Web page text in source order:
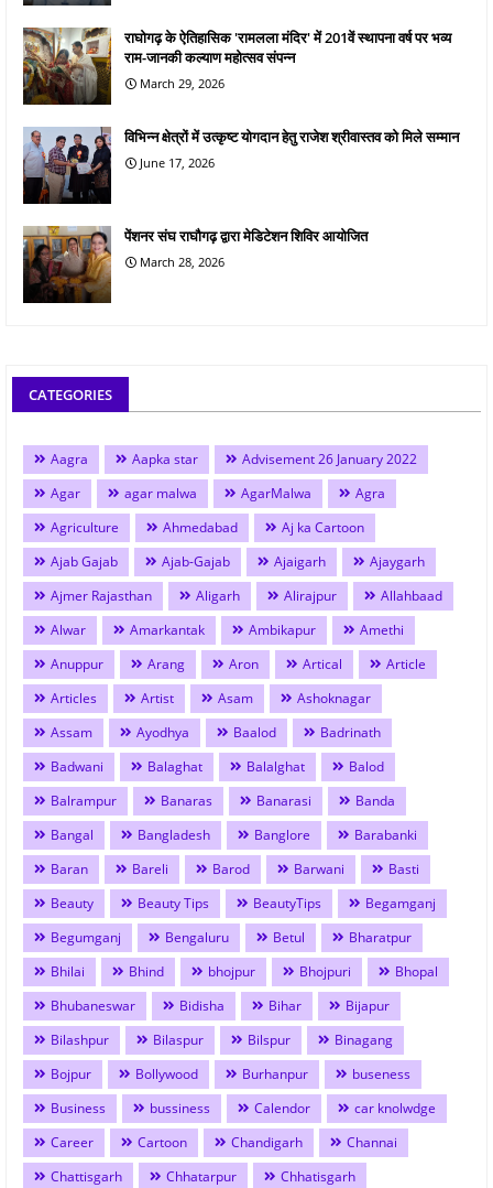
राघोगढ़ के ऐतिहासिक 'रामलला मंदिर' में 201वें स्थापना वर्ष पर भव्य
राम-जानकी कल्याण महोत्सव संपन्न
March 29, 2026
विभिन्न क्षेत्रों में उत्कृष्ट योगदान हेतु राजेश श्रीवास्तव को मिले सम्मान
June 17, 2026
पेंशनर संघ राघौगढ़ द्वारा मेडिटेशन शिविर आयोजित
March 28, 2026
CATEGORIES
Aagra Aapka star
Advisement 26 January 2022
Agar
agar malwa AgarMalwa
Agra
Agriculture
Ahmedabad
Aj ka Cartoon
Ajab Gajab
Ajab-Gajab Ajaigarh
Ajaygarh
Ajmer Rajasthan
Aligarh Alirajpur
Allahbaad
Alwar
Amarkantak Ambikapur
Amethi
Anuppur
Arang Aron Artical
Article
Articles
Artist Asam
Ashoknagar
Assam
Ayodhya Baalod
Badrinath
Badwani
Balaghat Balalghat
Balod
Balrampur
Banaras Banarasi
Banda
Bangal
Bangladesh Banglore
Barabanki
Baran
Bareli Barod Barwani
Basti
Beauty
Beauty Tips BeautyTips
Begamganj
Begumganj
Bengaluru Betul
Bharatpur
Bhilai
Bhind bhojpur Bhojpuri
Bhopal
Bhubaneswar
Bidisha Bihar
Bijapur
Bilashpur
Bilaspur Bilspur
Binagang
Bojpur
Bollywood Burhanpur
buseness
Business
bussiness Calendor
car knolwdge
Career
Cartoon Chandigarh
Channai
Chattisgarh
Chhatarpur Chhatisgarh